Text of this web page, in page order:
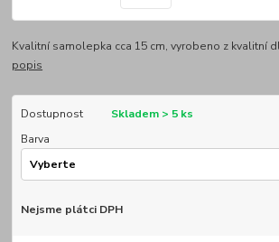
Kvalitní samolepka cca 15 cm, vyrobeno z kvalitní
popis
Dostupnost
Skladem > 5 ks
Barva
Nejsme plátci DPH